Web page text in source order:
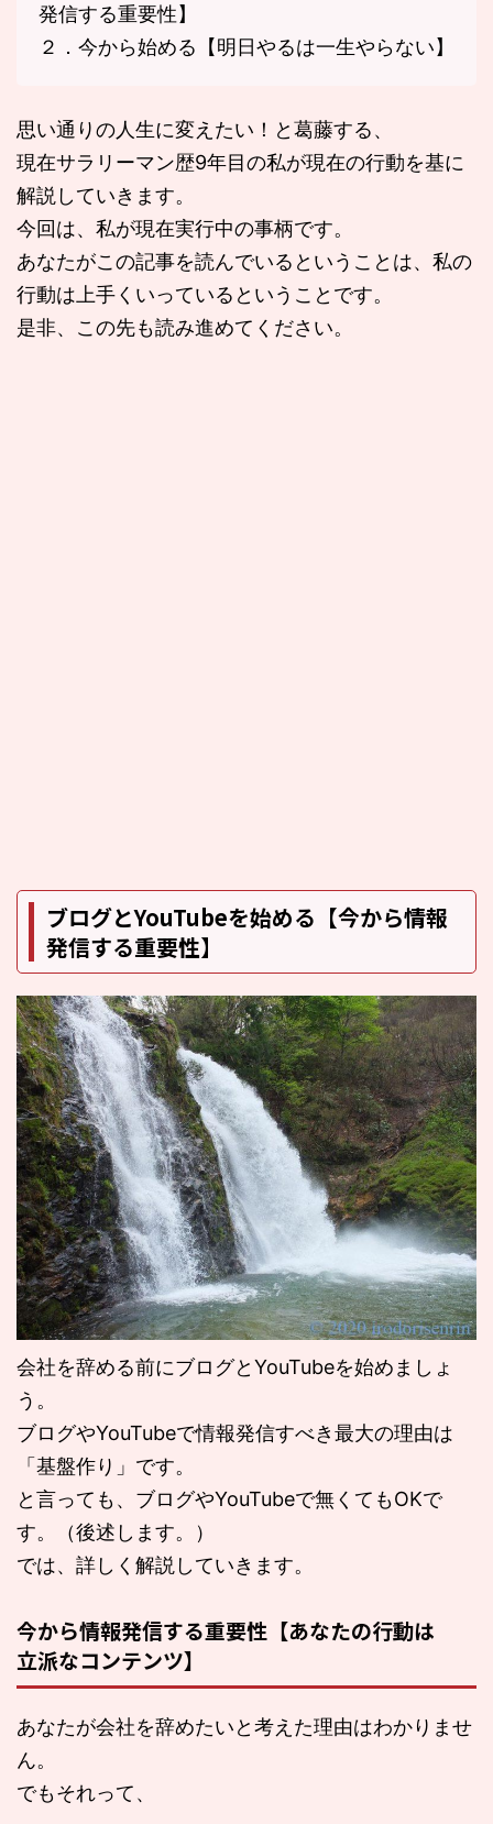
発信する重要性】
２．今から始める【明日やるは一生やらない】
思い通りの人生に変えたい！と葛藤する、
現在サラリーマン歴9年目の私が現在の行動を基に
解説していきます。
今回は、私が現在実行中の事柄です。
あなたがこの記事を読んでいるということは、私の
行動は上手くいっているということです。
是非、この先も読み進めてください。
ブログとYouTubeを始める【今から情報
発信する重要性】
会社を辞める前にブログとYouTubeを始めましょ
う。
ブログやYouTubeで情報発信すべき最大の理由は
「基盤作り」です。
と言っても、ブログやYouTubeで無くてもOKで
す。（後述します。）
では、詳しく解説していきます。
今から情報発信する重要性【あなたの行動は
立派なコンテンツ】
あなたが会社を辞めたいと考えた理由はわかりませ
ん。
でもそれって、